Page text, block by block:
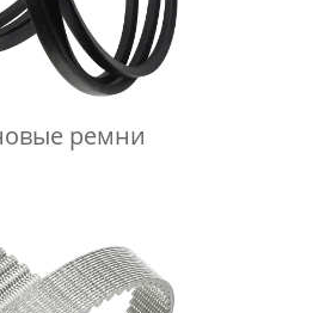
ремни